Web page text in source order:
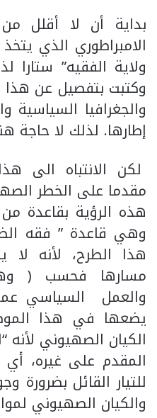
بداية أن لا أقلل
الامبراطوري الذي
ولاية الفقيه”
وكتبت بتفصيل عن
والجغرافيا
إطارها. لذلك لا حاجة
لكن الانتباه الى
مقدما على الخطر
هذه الرؤية بقاعدة
وهي قاعدة ” فقه
هذا الطرح، لأنه
مسارها فحسب (
والعمل السياسي
يضعها في هذا
الكيان الصهيوني لأنه
المقدم على غيره،
للتيار القائل بضرورة
والكيان الصهيوني